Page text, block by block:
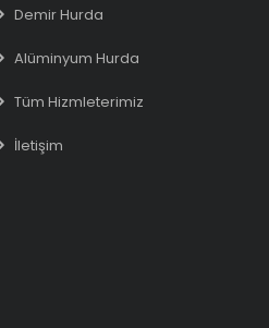
Demir Hurda
Alüminyum Hurda
Tüm Hizmleterimiz
İletişim